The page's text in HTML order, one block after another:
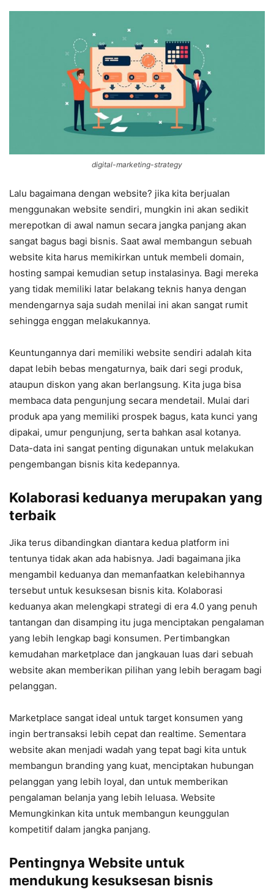
digital-marketing-strategy
Lalu bagaimana dengan website? jika kita berjualan
menggunakan website sendiri, mungkin ini akan sedikit
merepotkan di awal namun secara jangka panjang akan
sangat bagus bagi bisnis. Saat awal membangun sebuah
website kita harus memikirkan untuk membeli domain,
hosting sampai kemudian setup instalasinya. Bagi mereka
yang tidak memiliki latar belakang teknis hanya dengan
mendengarnya saja sudah menilai ini akan sangat rumit
sehingga enggan melakukannya.
Keuntungannya dari memiliki website sendiri adalah kita
dapat lebih bebas mengaturnya, baik dari segi produk,
ataupun diskon yang akan berlangsung. Kita juga bisa
membaca data pengunjung secara mendetail. Mulai dari
produk apa yang memiliki prospek bagus, kata kunci yang
dipakai, umur pengunjung, serta bahkan asal kotanya.
Data-data ini sangat penting digunakan untuk melakukan
pengembangan bisnis kita kedepannya.
Kolaborasi keduanya merupakan yang
terbaik
Jika terus dibandingkan diantara kedua platform ini
tentunya tidak akan ada habisnya. Jadi bagaimana jika
mengambil keduanya dan memanfaatkan kelebihannya
tersebut untuk kesuksesan bisnis kita. Kolaborasi
keduanya akan melengkapi strategi di era 4.0 yang penuh
tantangan dan disamping itu juga menciptakan pengalaman
yang lebih lengkap bagi konsumen. Pertimbangkan
kemudahan marketplace dan jangkauan luas dari sebuah
website akan memberikan pilihan yang lebih beragam bagi
pelanggan.
Marketplace sangat ideal untuk target konsumen yang
ingin bertransaksi lebih cepat dan realtime. Sementara
website akan menjadi wadah yang tepat bagi kita untuk
membangun branding yang kuat, menciptakan hubungan
pelanggan yang lebih loyal, dan untuk memberikan
pengalaman belanja yang lebih leluasa. Website
Memungkinkan kita untuk membangun keunggulan
kompetitif dalam jangka panjang.
Pentingnya Website untuk
mendukung kesuksesan bisnis